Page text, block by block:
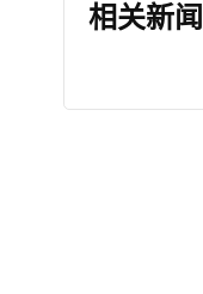
相关新闻